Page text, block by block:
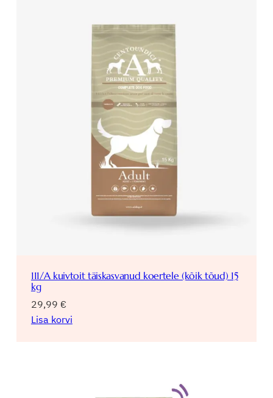
111/A kuivtoit täiskasvanud koertele (kõik tõud) 15
kg
29,99 €
Lisa korvi